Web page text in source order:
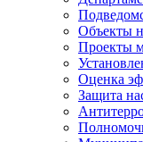
Объекты
Проекты
Оценка
Защита